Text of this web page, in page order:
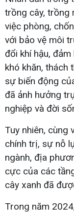
trồng cây, trồng
việc phòng,
với bảo vệ môi
đổi khí hậu,
khó khăn, thách
sự biến động
đã ảnh hưởng
nghiệp và đời
Tuy nhiên, cùng
chính trị, sự nỗ
ngành, địa
cực của các
cây xanh đã
Trong năm